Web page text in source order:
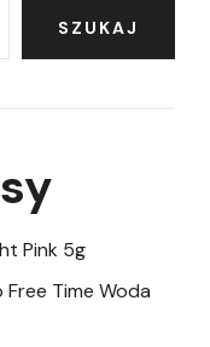
SZUKAJ
Pink 5g
Time Woda